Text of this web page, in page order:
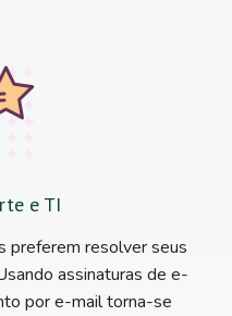
e TI
preferem resolver seus
assinaturas de e-
por e-mail torna-se